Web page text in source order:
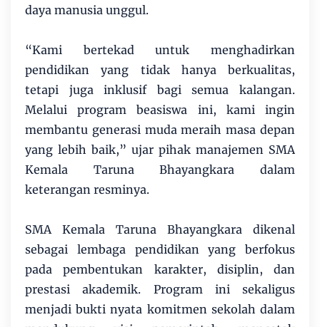
daya manusia unggul.
“Kami bertekad untuk menghadirkan
pendidikan yang tidak hanya berkualitas,
tetapi juga inklusif bagi semua kalangan.
Melalui program beasiswa ini, kami ingin
membantu generasi muda meraih masa depan
yang lebih baik,” ujar pihak manajemen SMA
Kemala Taruna Bhayangkara dalam
keterangan resminya.
SMA Kemala Taruna Bhayangkara dikenal
sebagai lembaga pendidikan yang berfokus
pada pembentukan karakter, disiplin, dan
prestasi akademik. Program ini sekaligus
menjadi bukti nyata komitmen sekolah dalam